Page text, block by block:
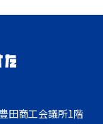
田商工会議所1階